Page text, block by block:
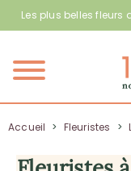
Les plus belles fleurs
Menu
Accueil > Fleuristes >